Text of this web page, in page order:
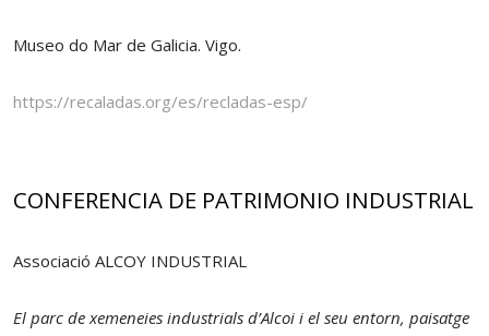
Museo do Mar de Galicia. Vigo.
https://recaladas.org/es/recladas-esp/
CONFERENCIA DE PATRIMONIO INDUSTRIAL
Associació ALCOY INDUSTRIAL
El parc de xemeneies industrials d’Alcoi i el seu entorn, paisatge